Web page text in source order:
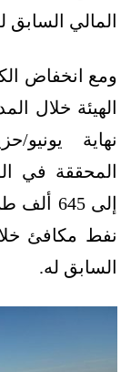
المالي السابق له (2021-
ومع انخفاض
المحققة في
نفط مكافئ
السابق له.